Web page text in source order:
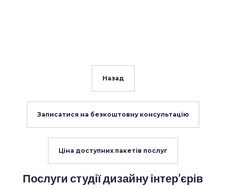
Назад
Записатися на безкоштовну консультацію
Ціна доступних пакетів послуг
Послуги студії дизайну інтер’єрів